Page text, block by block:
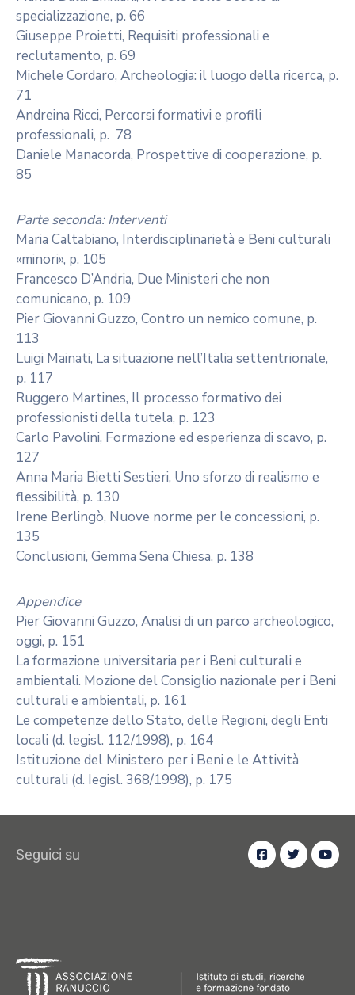
specializzazione, p. 66
Giuseppe Proietti, Requisiti professionali e
reclutamento, p. 69
Michele Cordaro, Archeologia: il luogo della ricerca, p.
71
Andreina Ricci, Percorsi formativi e profili
professionali, p. 78
Daniele Manacorda, Prospettive di cooperazione, p.
85
Parte seconda: Interventi
Maria Caltabiano, Interdisciplinarietà e Beni culturali
«minori», p. 105
Francesco D’Andria, Due Ministeri che non
comunicano, p. 109
Pier Giovanni Guzzo, Contro un nemico comune, p.
113
Luigi Mainati, La situazione nell’Italia settentrionale,
p. 117
Ruggero Martines, Il processo formativo dei
professionisti della tutela, p. 123
Carlo Pavolini, Formazione ed esperienza di scavo, p.
127
Anna Maria Bietti Sestieri, Uno sforzo di realismo e
flessibilità, p. 130
Irene Berlingò, Nuove norme per le concessioni, p.
135
Conclusioni, Gemma Sena Chiesa, p. 138
Appendice
Pier Giovanni Guzzo, Analisi di un parco archeologico,
oggi, p. 151
La formazione universitaria per i Beni culturali e
ambientali. Mozione del Consiglio nazionale per i Beni
culturali e ambientali, p. 161
Le competenze dello Stato, delle Regioni, degli Enti
locali (d. legisl. 112/1998), p. 164
Istituzione del Ministero per i Beni e le Attività
culturali (d. Iegisl. 368/1998), p. 175
Seguici su